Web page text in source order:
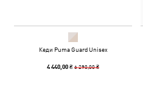
Кеди Puma Guard Unisex
4 440,00 ₴6 290,00 ₴